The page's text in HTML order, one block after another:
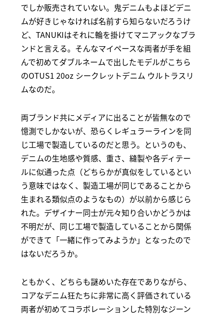
でしか販売されていない。鬼デニムもよほどデニ
ムが好きじゃなければ名前すら知らないだろうけ
ど、TANUKIはそれに輪を掛けてマニアックなブラ
ンドと言える。そんなマイペースな両者が手を組
んで初めてダブルネームで出したモデルがこちら
のOTUS1 20oz シークレットデニム ウルトラスリ
ムなのだ。
両ブランド共にメディアに出ることが皆無なので
憶測でしかないが、恐らくレギュラーラインを同
じ工場で製造しているのだと思う。というのも、
デニムの生地感や質感、重さ、縫製や各ディテー
ルに似通った点（どちらかが真似をしているとい
う意味ではなく、製造工場が同じであることから
生まれる類似点のようなもの）が以前から感じら
れた。デザイナー同士が元々知り合いかどうかは
不明だが、同じ工場で製造していることから関係
ができて「一緒に作ってみようか」となったので
はないだろうか。
ともかく、どちらも謎めいた存在でありながら、
コアなデニム狂たちに非常に高く評価されている
両者が初めてコラボレーションした特別なジーン